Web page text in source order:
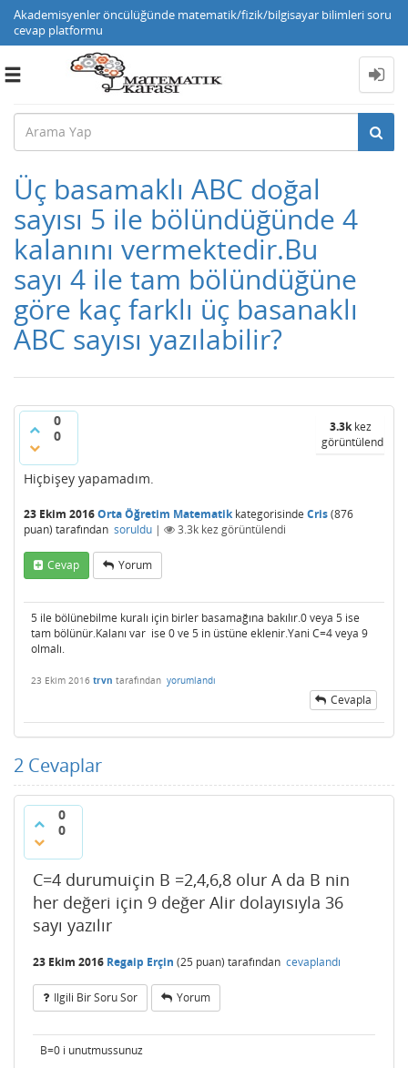
Akademisyenler öncülüğünde matematik/fizik/bilgisayar bilimleri soru
cevap platformu
Toggle
Üç basamaklı ABC doğal
sayısı 5 ile bölündüğünde 4
kalanını vermektedir.Bu
sayı 4 ile tam bölündüğüne
göre kaç farklı üç basanaklı
ABC sayısı yazılabilir?
0
0
3.3kkez
görüntülendi
Hiçbişey yapamadım.
23 Ekim 2016Orta Öğretim Matematikkategorisinde Cris(876
puan) tarafından soruldu | 3.3k kez görüntülendi
Cevap Yorum
5 ile bölünebilme kuralı için birler basamağına bakılır.0 veya 5 ise
tam bölünür.Kalanı var ise 0 ve 5 in üstüne eklenir.Yani C=4 veya 9
olmalı.
23 Ekim 2016 trvn tarafından yorumlandı
Cevapla
2 Cevaplar
0
0
C=4 durumuiçin B =2,4,6,8 olur A da B nin
her değeri için 9 değer Alir dolayısıyla 36
sayı yazılır
23 Ekim 2016 Regaip Erçin (25 puan) tarafından cevaplandı
Ilgili Bir Soru Sor Yorum
B=0 i unutmussunuz